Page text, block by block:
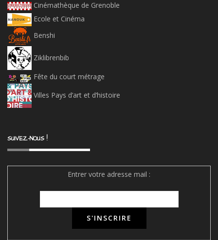
Cinémathèque de Grenoble
Ecole et Cinéma
Benshi
Ziklibrenbib
Fête du court métrage
Villes Pays d’art et d’histoire
SUIVEZ-NOUS !
Entrer votre adresse mail :